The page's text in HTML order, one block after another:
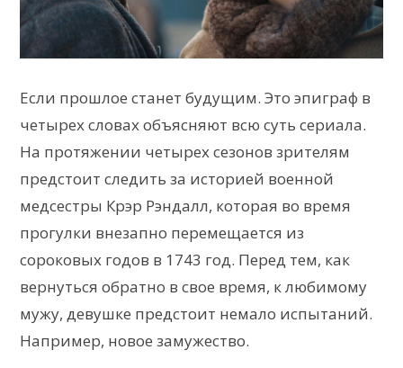
Если прошлое станет будущим. Это эпиграф в
четырех словах объясняют всю суть сериала.
На протяжении четырех сезонов зрителям
предстоит следить за историей военной
медсестры Крэр Рэндалл, которая во время
прогулки внезапно перемещается из
сороковых годов в 1743 год. Перед тем, как
вернуться обратно в свое время, к любимому
мужу, девушке предстоит немало испытаний.
Например, новое замужество.